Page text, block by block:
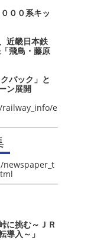
００系キッ
近畿日本鉄
飛鳥・藤原
バック」と
ン展開
e
に挑む～ＪＲ
入～」